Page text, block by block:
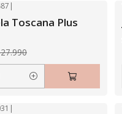
|
Toscana Plus
|